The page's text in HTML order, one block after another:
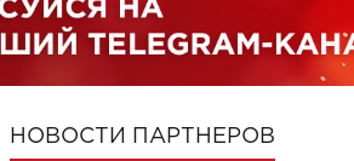
НОВОСТИ ПАРТНЕРОВ